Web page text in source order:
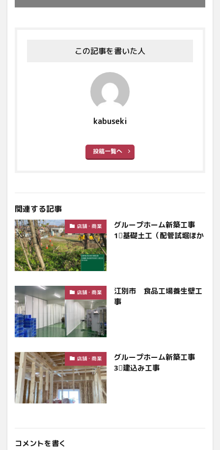
この記事を書いた人
kabuseki
投稿一覧へ
関連する記事
店舗・商業
グループホーム新築工事
1⃣基礎土工（配管試堀ほか
店舗・商業
江別市 食品工場養生壁工
事
店舗・商業
グループホーム新築工事
3⃣建込み工事
コメントを書く